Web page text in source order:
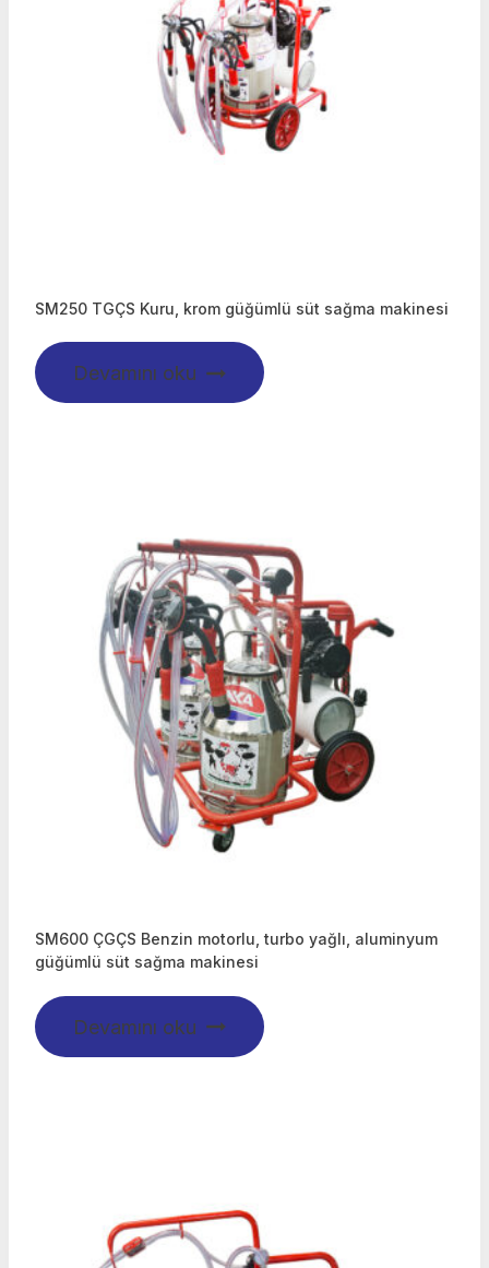
SM250 TGÇS Kuru, krom güğümlü süt sağma makinesi
Devamını oku
SM600 ÇGÇS Benzin motorlu, turbo yağlı, aluminyum
güğümlü süt sağma makinesi
Devamını oku